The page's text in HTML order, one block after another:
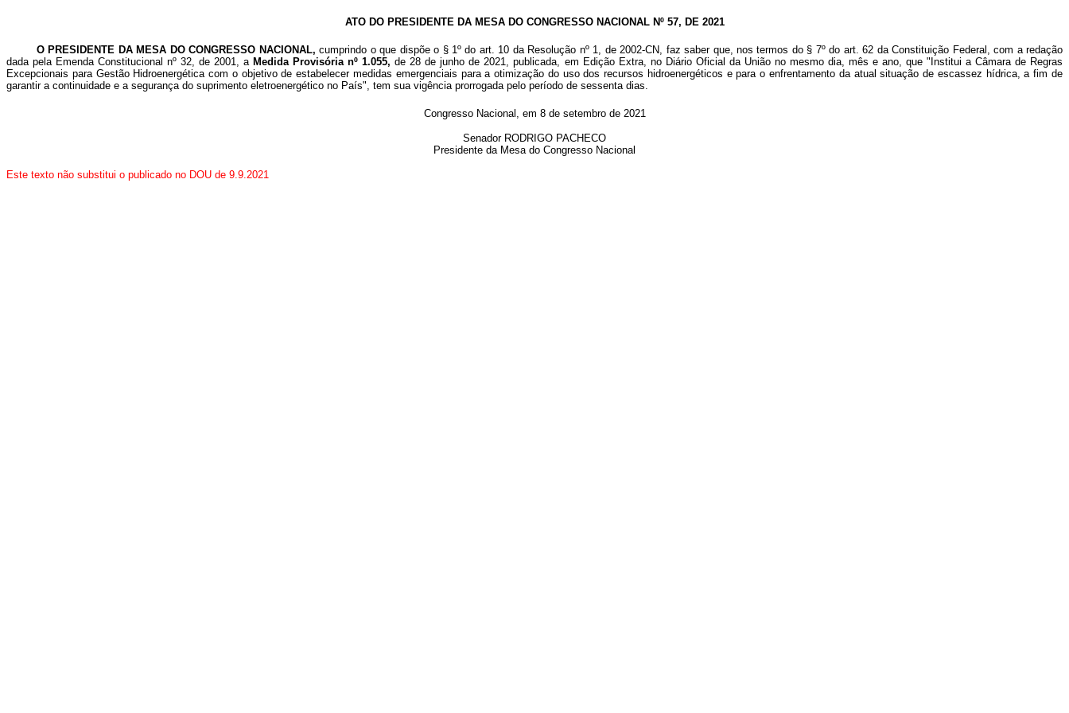
ATO DO PRESIDENTE DA MESA DO CONGRESSO NACIONAL Nº 57, DE 2021
O PRESIDENTE DA MESA DO CONGRESSO NACIONAL, cumprindo o que dispõe o § 1º do art. 10 da Resolução nº 1, de 2002-CN, faz saber que, nos termos do § 7º do art. 62 da Constituição Federal, com a redação
dada pela Emenda Constitucional nº 32, de 2001, a Medida Provisória nº 1.055, de 28 de junho de 2021, publicada, em Edição Extra, no Diário Oficial da União no mesmo dia, mês e ano, que "Institui a Câmara de Regras
Excepcionais para Gestão Hidroenergética com o objetivo de estabelecer medidas emergenciais para a otimização do uso dos recursos hidroenergéticos e para o enfrentamento da atual situação de escassez hídrica, a fim de
garantir a continuidade e a segurança do suprimento eletroenergético no País", tem sua vigência prorrogada pelo período de sessenta dias.
Congresso Nacional, em 8 de setembro de 2021
Senador RODRIGO PACHECO
Presidente da Mesa do Congresso Nacional
Este texto não substitui o publicado no DOU de 9.9.2021